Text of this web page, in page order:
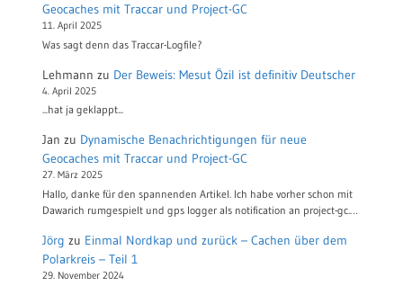
Geocaches mit Traccar und Project-GC
11. April 2025
Was sagt denn das Traccar-Logfile?
Lehmann zu Der Beweis: Mesut Özil ist definitiv Deutscher
4. April 2025
...hat ja geklappt...
Jan zu Dynamische Benachrichtigungen für neue
Geocaches mit Traccar und Project-GC
27. März 2025
Hallo, danke für den spannenden Artikel. Ich habe vorher schon mit
Dawarich rumgespielt und gps logger als notification an project-gc.…
Jörg zu Einmal Nordkap und zurück – Cachen über dem
Polarkreis – Teil 1
29. November 2024